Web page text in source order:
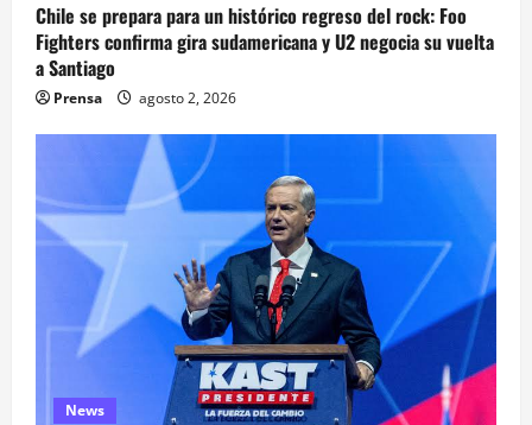
Chile se prepara para un histórico regreso del rock: Foo
Fighters confirma gira sudamericana y U2 negocia su vuelta
a Santiago
Prensa agosto 2, 2026
News